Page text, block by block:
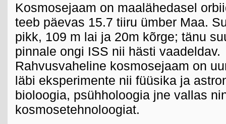
Kosmosejaam on maalähedasel
teeb päevas 15.7 tiiru ümber Maa.
pikk, 109 m lai ja 20m kõrge; tänu
pinnale ongi ISS nii hästi vaadeldav.
Rahvusvaheline kosmosejaam on
läbi eksperimente nii füüsika ja
bioloogia, psühholoogia jne vallas
kosmosetehnoloogiat.